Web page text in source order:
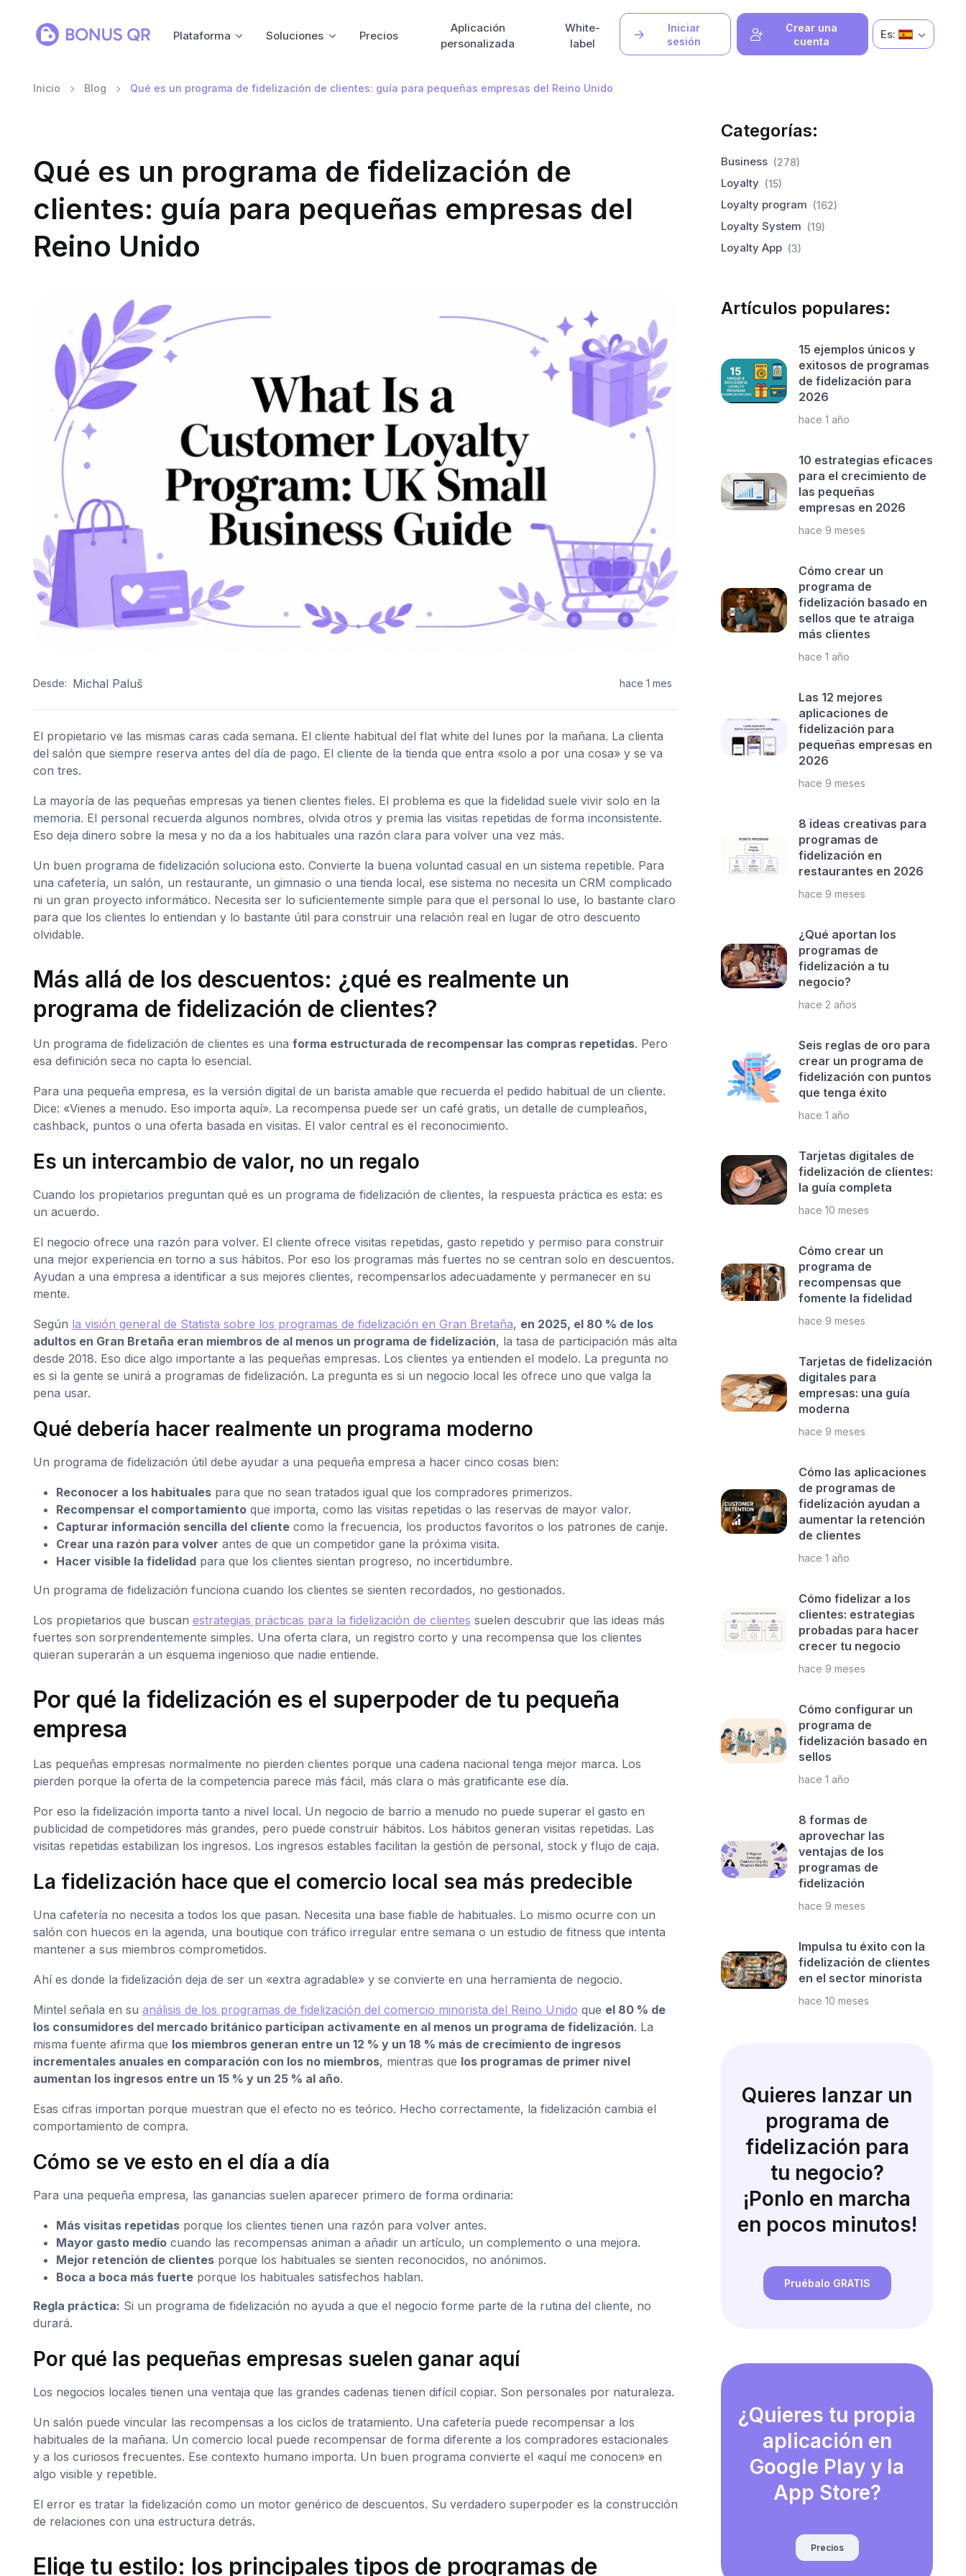
Iniciar
sesión
Crear una
cuenta
Plataforma Soluciones Precios
Aplicación
personalizada
White-
label
Es:
Inicio Blog Qué es un programa de fidelización de clientes: guía para pequeñas empresas del Reino Unido
Qué es un programa de fidelización de
clientes: guía para pequeñas empresas del
Reino Unido
Desde: Michal Paluš hace 1 mes
El propietario ve las mismas caras cada semana. El cliente habitual del flat white del lunes por la mañana. La clienta
del salón que siempre reserva antes del día de pago. El cliente de la tienda que entra «solo a por una cosa» y se va
con tres.
La mayoría de las pequeñas empresas ya tienen clientes fieles. El problema es que la fidelidad suele vivir solo en la
memoria. El personal recuerda algunos nombres, olvida otros y premia las visitas repetidas de forma inconsistente.
Eso deja dinero sobre la mesa y no da a los habituales una razón clara para volver una vez más.
Un buen programa de fidelización soluciona esto. Convierte la buena voluntad casual en un sistema repetible. Para
una cafetería, un salón, un restaurante, un gimnasio o una tienda local, ese sistema no necesita un CRM complicado
ni un gran proyecto informático. Necesita ser lo suficientemente simple para que el personal lo use, lo bastante claro
para que los clientes lo entiendan y lo bastante útil para construir una relación real en lugar de otro descuento
olvidable.
Más allá de los descuentos: ¿qué es realmente un
programa de fidelización de clientes?
Un programa de fidelización de clientes es una forma estructurada de recompensar las compras repetidas. Pero
esa definición seca no capta lo esencial.
Para una pequeña empresa, es la versión digital de un barista amable que recuerda el pedido habitual de un cliente.
Dice: «Vienes a menudo. Eso importa aquí». La recompensa puede ser un café gratis, un detalle de cumpleaños,
cashback, puntos o una oferta basada en visitas. El valor central es el reconocimiento.
Es un intercambio de valor, no un regalo
Cuando los propietarios preguntan qué es un programa de fidelización de clientes, la respuesta práctica es esta: es
un acuerdo.
El negocio ofrece una razón para volver. El cliente ofrece visitas repetidas, gasto repetido y permiso para construir
una mejor experiencia en torno a sus hábitos. Por eso los programas más fuertes no se centran solo en descuentos.
Ayudan a una empresa a identificar a sus mejores clientes, recompensarlos adecuadamente y permanecer en su
mente.
Según la visión general de Statista sobre los programas de fidelización en Gran Bretaña, en 2025, el 80 % de los
adultos en Gran Bretaña eran miembros de al menos un programa de fidelización, la tasa de participación más alta
desde 2018. Eso dice algo importante a las pequeñas empresas. Los clientes ya entienden el modelo. La pregunta no
es si la gente se unirá a programas de fidelización. La pregunta es si un negocio local les ofrece uno que valga la
pena usar.
Qué debería hacer realmente un programa moderno
Un programa de fidelización útil debe ayudar a una pequeña empresa a hacer cinco cosas bien:
Reconocer a los habitualespara que no sean tratados igual que los compradores primerizos.
Recompensar el comportamientoque importa, como las visitas repetidas o las reservas de mayor valor.
Capturar información sencilla del clientecomo la frecuencia, los productos favoritos o los patrones de canje.
Crear una razón para volver antes de que un competidor gane la próxima visita.
Hacer visible la fidelidadpara que los clientes sientan progreso, no incertidumbre.
Un programa de fidelización funciona cuando los clientes se sienten recordados, no gestionados.
Los propietarios que buscan estrategias prácticas para la fidelización de clientes suelen descubrir que las ideas más
fuertes son sorprendentemente simples. Una oferta clara, un registro corto y una recompensa que los clientes
quieran superarán a un esquema ingenioso que nadie entiende.
Por qué la fidelización es el superpoder de tu pequeña
empresa
Las pequeñas empresas normalmente no pierden clientes porque una cadena nacional tenga mejor marca. Los
pierden porque la oferta de la competencia parece más fácil, más clara o más gratificante ese día.
Por eso la fidelización importa tanto a nivel local. Un negocio de barrio a menudo no puede superar el gasto en
publicidad de competidores más grandes, pero puede construir hábitos. Los hábitos generan visitas repetidas. Las
visitas repetidas estabilizan los ingresos. Los ingresos estables facilitan la gestión de personal, stock y flujo de caja.
La fidelización hace que el comercio local sea más predecible
Una cafetería no necesita a todos los que pasan. Necesita una base fiable de habituales. Lo mismo ocurre con un
salón con huecos en la agenda, una boutique con tráfico irregular entre semana o un estudio de fitness que intenta
mantener a sus miembros comprometidos.
Ahí es donde la fidelización deja de ser un «extra agradable» y se convierte en una herramienta de negocio.
Mintel señala en su análisis de los programas de fidelización del comercio minorista del Reino Unido que el 80 % de
los consumidores del mercado británico participan activamente en al menos un programa de fidelización. La
misma fuente afirma que los miembros generan entre un 12 % y un 18 % más de crecimiento de ingresos
incrementales anuales en comparación con los no miembros, mientras que los programas de primer nivel
aumentan los ingresos entre un 15 % y un 25 % al año.
Esas cifras importan porque muestran que el efecto no es teórico. Hecho correctamente, la fidelización cambia el
comportamiento de compra.
Cómo se ve esto en el día a día
Para una pequeña empresa, las ganancias suelen aparecer primero de forma ordinaria:
Más visitas repetidasporque los clientes tienen una razón para volver antes.
Mayor gasto mediocuando las recompensas animan a añadir un artículo, un complemento o una mejora.
Mejor retención de clientesporque los habituales se sienten reconocidos, no anónimos.
Boca a boca más fuerteporque los habituales satisfechos hablan.
Regla práctica: Si un programa de fidelización no ayuda a que el negocio forme parte de la rutina del cliente, no
durará.
Por qué las pequeñas empresas suelen ganar aquí
Los negocios locales tienen una ventaja que las grandes cadenas tienen difícil copiar. Son personales por naturaleza.
Un salón puede vincular las recompensas a los ciclos de tratamiento. Una cafetería puede recompensar a los
habituales de la mañana. Un comercio local puede recompensar de forma diferente a los compradores estacionales
y a los curiosos frecuentes. Ese contexto humano importa. Un buen programa convierte el «aquí me conocen» en
algo visible y repetible.
El error es tratar la fidelización como un motor genérico de descuentos. Su verdadero superpoder es la construcción
de relaciones con una estructura detrás.
Elige tu estilo: los principales tipos de programas de
Categorías:
Business (278)
Loyalty (15)
Loyalty program (162)
Loyalty System (19)
Loyalty App (3)
Artículos populares:
15 ejemplos únicos y
exitosos de programas
de fidelización para
2026
hace 1 año
10 estrategias eficaces
para el crecimiento de
las pequeñas
empresas en 2026
hace 9 meses
Cómo crear un
programa de
fidelización basado en
sellos que te atraiga
más clientes
hace 1 año
Las 12 mejores
aplicaciones de
fidelización para
pequeñas empresas en
2026
hace 9 meses
8 ideas creativas para
programas de
fidelización en
restaurantes en 2026
hace 9 meses
¿Qué aportan los
programas de
fidelización a tu
negocio?
hace 2 años
Seis reglas de oro para
crear un programa de
fidelización con puntos
que tenga éxito
hace 1 año
Tarjetas digitales de
fidelización de clientes:
la guía completa
hace 10 meses
Cómo crear un
programa de
recompensas que
fomente la fidelidad
hace 9 meses
Tarjetas de fidelización
digitales para
empresas: una guía
moderna
hace 9 meses
Cómo las aplicaciones
de programas de
fidelización ayudan a
aumentar la retención
de clientes
hace 1 año
Cómo fidelizar a los
clientes: estrategias
probadas para hacer
crecer tu negocio
hace 9 meses
Cómo configurar un
programa de
fidelización basado en
sellos
hace 1 año
8 formas de
aprovechar las
ventajas de los
programas de
fidelización
hace 9 meses
Impulsa tu éxito con la
fidelización de clientes
en el sector minorista
hace 10 meses
Quieres lanzar un
programa de
fidelización para
tu negocio?
¡Ponlo en marcha
en pocos minutos!
Pruébalo GRATIS
¿Quieres tu propia
aplicación en
Google Play y la
App Store?
Precios